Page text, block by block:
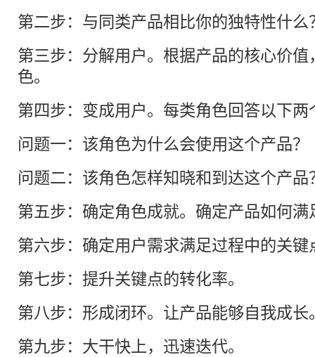
第二步：与同类产品相比你的独特性什么
第三步：分解用户。根据产品的核心价
色。
第四步：变成用户。每类角色回答以下两
问题一：该角色为什么会使用这个产品？
问题二：该角色怎样知晓和到达这个产品
第五步：确定角色成就。确定产品如何
第六步：确定用户需求满足过程中的关键
第七步：提升关键点的转化率。
第八步：形成闭环。让产品能够自我成长
第九步：大干快上，迅速迭代。